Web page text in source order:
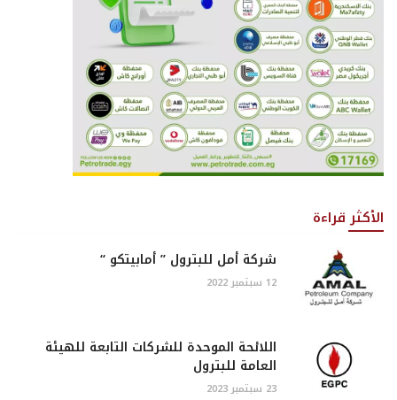
الأكثر قراءة
شركة أمل للبترول ” أمابيتكو “
12 سبتمبر 2022
اللائحة الموحدة للشركات التابعة للهيئة
العامة للبترول
23 سبتمبر 2023